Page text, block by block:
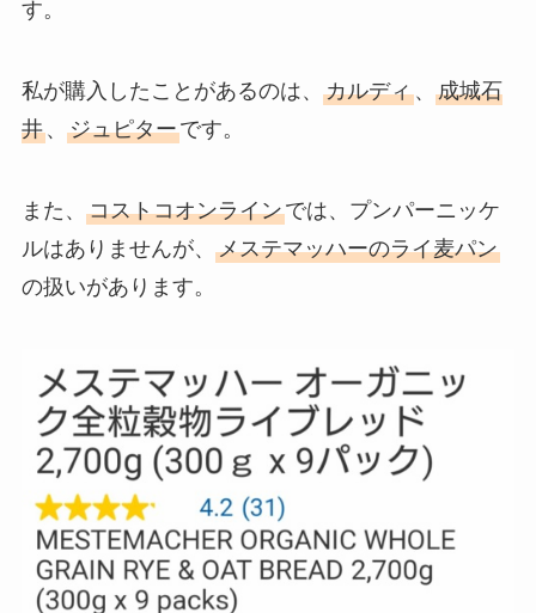
す。
私が購入したことがあるのは、 カルディ、 成城石
井、 ジュピターです。
また、 コストコオンラインでは、プンパーニッケ
ルはありませんが、 メステマッハーのライ麦パン
の扱いがあります。